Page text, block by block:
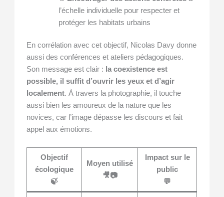
l’échelle individuelle pour respecter et
protéger les habitats urbains
En corrélation avec cet objectif, Nicolas Davy donne
aussi des conférences et ateliers pédagogiques.
Son message est clair : la coexistence est
possible, il suffit d’ouvrir les yeux et d’agir
localement. À travers la photographie, il touche
aussi bien les amoureux de la nature que les
novices, car l’image dépasse les discours et fait
appel aux émotions.
Objectif
écologique
🍃
Moyen utilisé
🎥📷
Impact sur le
public
💬